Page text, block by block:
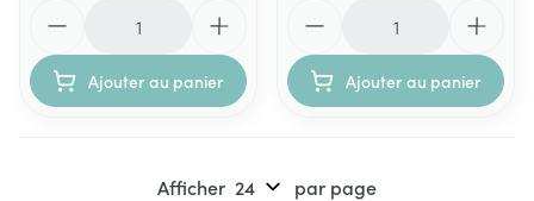
Ajouter au panier Ajouter au panier
Afficher par page